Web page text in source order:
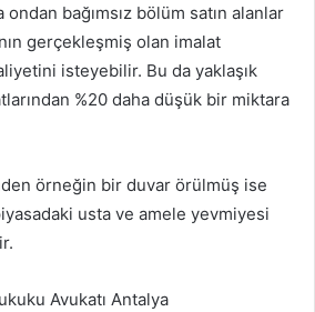
bağımsız bölüm satın alanlar
gerçekleşmiş olan imalat
isteyebilir. Bu da yaklaşık
%20 daha düşük bir miktara
örneğin bir duvar örülmüş ise
usta ve amele yevmiyesi
Avukatı Antalya